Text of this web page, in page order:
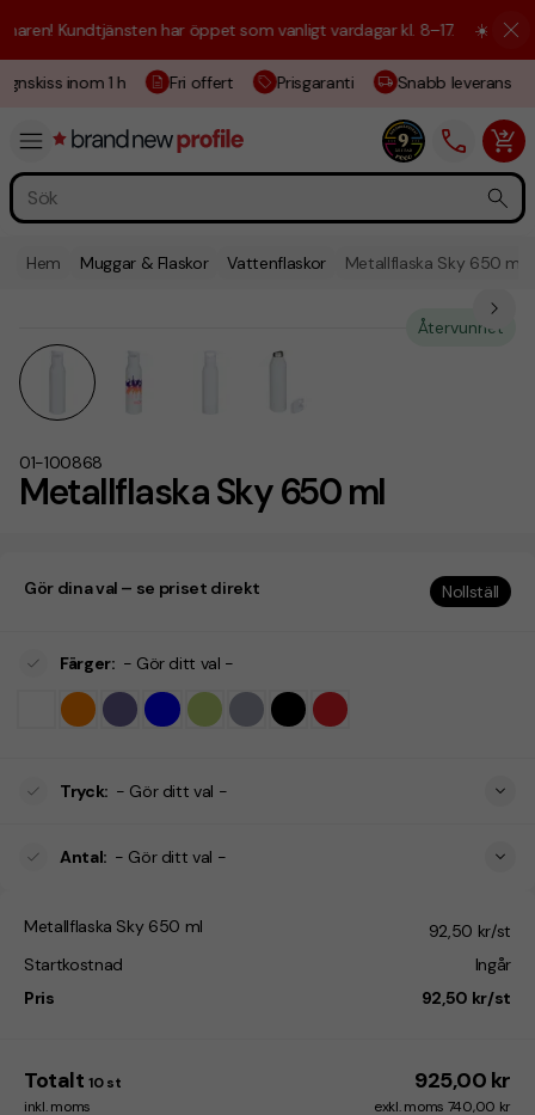
Kundtjänsten har öppet som vanligt vardagar kl. 8–17. ☀️ Vi är här
inom 1 h Fri offert Prisgaranti Snabb leverans
Hem Muggar & Flaskor Vattenflaskor Metallflaska Sky 650 ml
Metallflaska Sky 650 ml
01-100868
Återvunnet
Gör dina val – se priset direkt Nollställ
Färger: - Gör ditt val -
Tryck: - Gör ditt val -
Antal: - Gör ditt val -
Metallflaska Sky 650 ml
92,50 kr/st
Startkostnad
Ingår
Pris
92,50 kr/st
Totalt 10 st 925,00 kr
inkl. moms exkl. moms 740,00 kr